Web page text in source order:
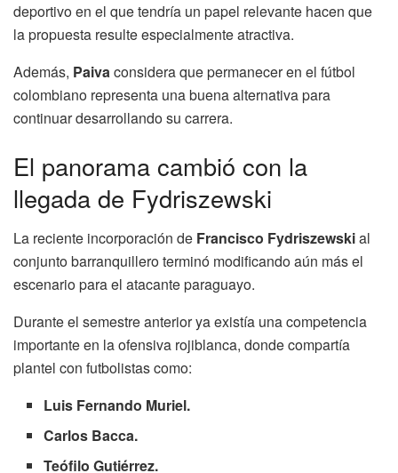
deportivo en el que tendría un papel relevante hacen que
la propuesta resulte especialmente atractiva.
Además, Paivaconsidera que permanecer en el fútbol
colombiano representa una buena alternativa para
continuar desarrollando su carrera.
El panorama cambió con la
llegada de Fydriszewski
La reciente incorporación de Francisco Fydriszewskial
conjunto barranquillero terminó modificando aún más el
escenario para el atacante paraguayo.
Durante el semestre anterior ya existía una competencia
importante en la ofensiva rojiblanca, donde compartía
plantel con futbolistas como:
Luis Fernando Muriel.
Carlos Bacca.
Teófilo Gutiérrez.